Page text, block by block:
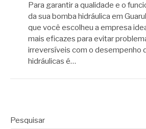
Para garantir a qualidade e o
da sua bomba hidráulica em
que você escolheu a empresa
mais eficazes para evitar
irreversíveis com o desempenho
hidráulicas é…
Pesquisar